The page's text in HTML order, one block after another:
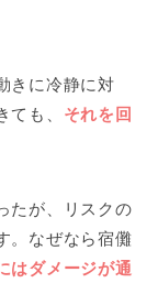
きに冷静に対
も、 それを回
たが、リスクの
。なぜなら宿儺
はダメージが通